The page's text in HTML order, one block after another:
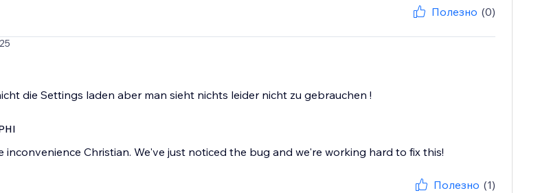
Полезно (0)
die Settings laden aber man sieht nichts leider nicht zu gebrauchen !
inconvenience Christian. We've just noticed the bug and we're working hard to fix this!
Полезно (1)